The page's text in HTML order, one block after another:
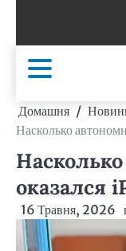
вмісту
Домашня
Насколько
оказался
16 Травня, 2026